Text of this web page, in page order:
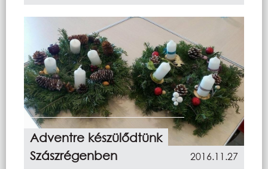
Adventre készülődtünk
Szászrégenben
2016.11.27